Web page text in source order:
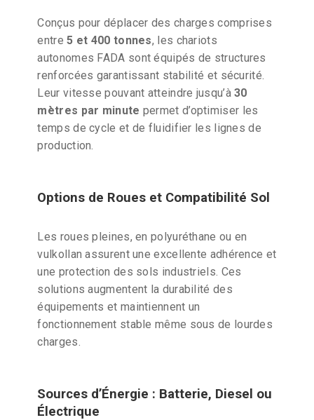
Conçus pour déplacer des charges comprises
entre5 et 400 tonnes, les chariots
autonomes FADA sont équipés de structures
renforcées garantissant stabilité et sécurité.
Leur vitesse pouvant atteindre jusqu’à30
mètres par minute permet d’optimiser les
temps de cycle et de fluidifier les lignes de
production.
Options de Roues et Compatibilité Sol
Les roues pleines, en polyuréthane ou en
vulkollan assurent une excellente adhérence et
une protection des sols industriels. Ces
solutions augmentent la durabilité des
équipements et maintiennent un
fonctionnement stable même sous de lourdes
charges.
Sources d’Énergie : Batterie, Diesel ou
Électrique